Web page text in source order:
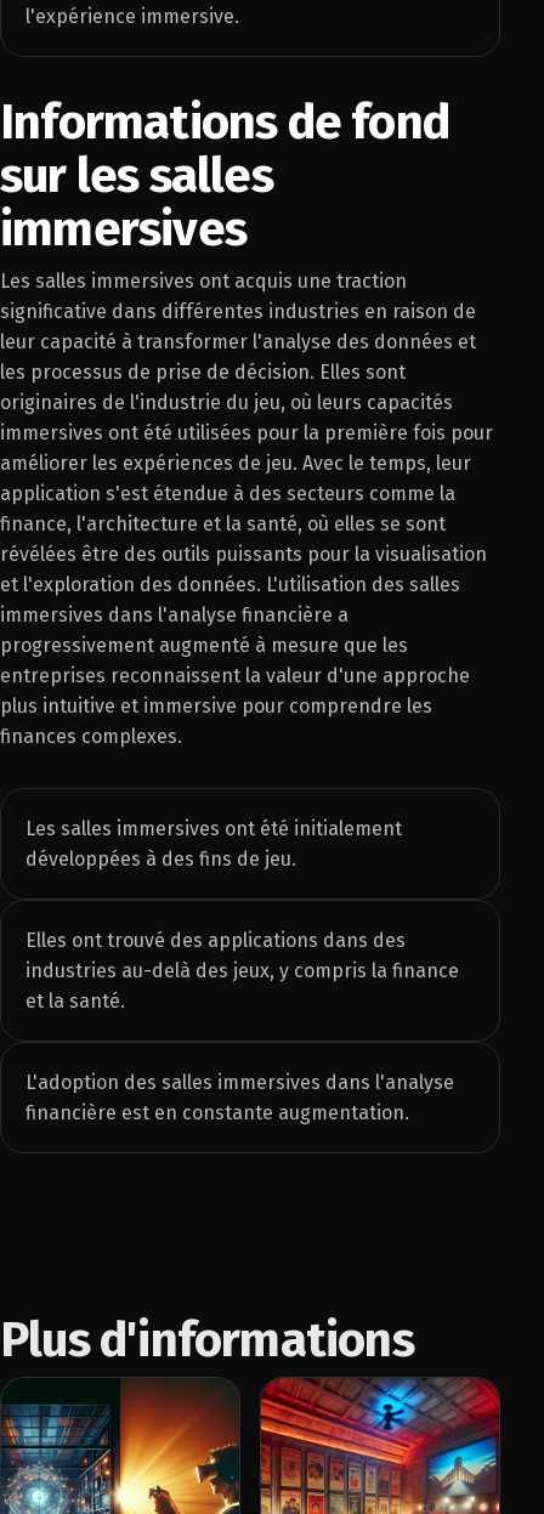
l'expérience immersive.
Informations de fond
sur les salles
immersives
Les salles immersives ont acquis une traction
significative dans différentes industries en raison de
leur capacité à transformer l'analyse des données et
les processus de prise de décision. Elles sont
originaires de l'industrie du jeu, où leurs capacités
immersives ont été utilisées pour la première fois pour
améliorer les expériences de jeu. Avec le temps, leur
application s'est étendue à des secteurs comme la
finance, l'architecture et la santé, où elles se sont
révélées être des outils puissants pour la visualisation
et l'exploration des données. L'utilisation des salles
immersives dans l'analyse financière a
progressivement augmenté à mesure que les
entreprises reconnaissent la valeur d'une approche
plus intuitive et immersive pour comprendre les
finances complexes.
Les salles immersives ont été initialement
développées à des fins de jeu.
Elles ont trouvé des applications dans des
industries au-delà des jeux, y compris la finance
et la santé.
L'adoption des salles immersives dans l'analyse
financière est en constante augmentation.
Plus d'informations